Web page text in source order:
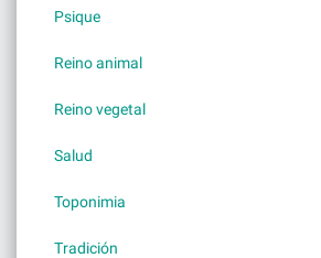
Psique
Reino animal
Reino vegetal
Salud
Toponimia
Tradición